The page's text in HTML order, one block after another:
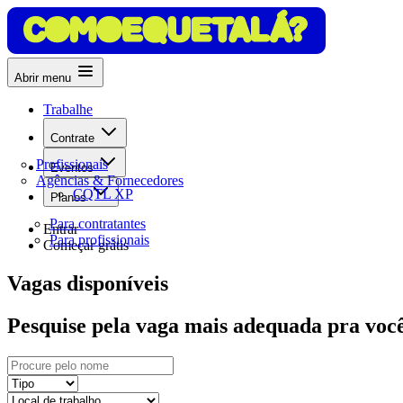
Abrir menu
Trabalhe
Contrate
Profissionais
Agências & Fornecedores
Eventos
CQTL XP
Planos
Para contratantes
Para profissionais
Entrar
Começar grátis
Vagas disponíveis
Pesquise pela vaga mais adequada pra